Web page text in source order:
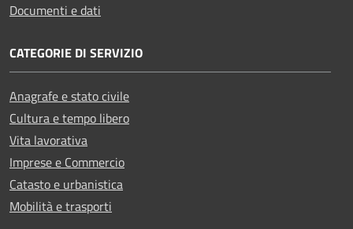
Documenti e dati
CATEGORIE DI SERVIZIO
Anagrafe e stato civile
Cultura e tempo libero
Vita lavorativa
Imprese e Commercio
Catasto e urbanistica
Mobilità e trasporti